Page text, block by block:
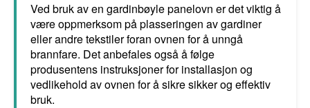
Ved bruk av en gardinbøyle panelovn er det viktig å
være oppmerksom på plasseringen av gardiner
eller andre tekstiler foran ovnen for å unngå
brannfare. Det anbefales også å følge
produsentens instruksjoner for installasjon og
vedlikehold av ovnen for å sikre sikker og effektiv
bruk.